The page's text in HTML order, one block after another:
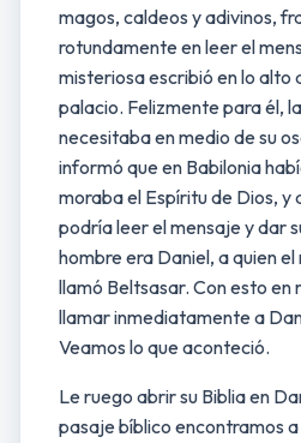
magos, caldeos y adivinos,
rotundamente en leer el
misteriosa escribió en lo alto
palacio. Felizmente para él,
necesitaba en medio de su
informó que en Babilonia
moraba el Espíritu de Dios, y
podría leer el mensaje y dar
hombre era Daniel, a quien
llamó Beltsasar. Con esto en
llamar inmediatamente a
Veamos lo que aconteció.
Le ruego abrir su Biblia en
pasaje bíblico encontramos